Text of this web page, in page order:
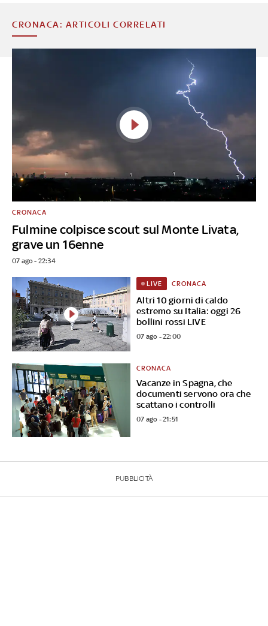
CRONACA: ARTICOLI CORRELATI
Fulmine colpisce scout sul Monte Livata,
grave un 16enne
CRONACA
07 ago - 22:34
Altri 10 giorni di caldo
estremo su Italia: oggi 26
bollini rossi LIVE
LIVE CRONACA
07 ago - 22:00
Vacanze in Spagna, che
documenti servono ora che
scattano i controlli
CRONACA
07 ago - 21:51
PUBBLICITÀ